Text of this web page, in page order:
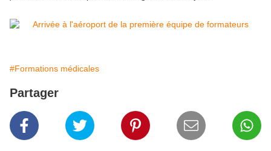
#Formations médicales
Partager